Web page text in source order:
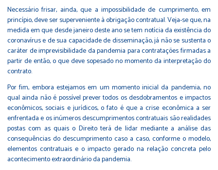
Necessário frisar, ainda, que a impossibilidade de cumprimento, em
princípio, deve ser superveniente à obrigação contratual. Veja-se que, na
medida em que desde janeiro deste ano se tem notícia da existência do
coronavírus e de sua capacidade de disseminação, já não se sustenta o
caráter de imprevisibilidade da pandemia para contratações firmadas a
partir de então, o que deve sopesado no momento da interpretação do
contrato.
Por fim, embora estejamos em um momento inicial da pandemia, no
qual ainda não é possível prever todos os desdobramentos e impactos
econômicos, sociais e jurídicos, o fato é que a crise econômica a ser
enfrentada e os inúmeros descumprimentos contratuais são realidades
postas com as quais o Direito terá de lidar mediante a análise das
consequências do descumprimento caso a caso, conforme o modelo,
elementos contratuais e o impacto gerado na relação concreta pelo
acontecimento extraordinário da pandemia.